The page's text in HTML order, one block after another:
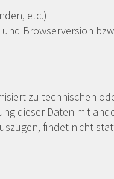
etc.)
Browserversion
zu technischen
dieser Daten mit
findet nicht